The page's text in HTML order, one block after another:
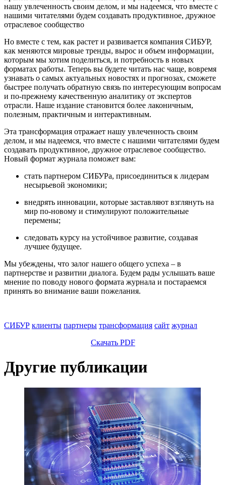
нашу увлеченность своим делом, и мы надеемся, что вместе с
нашими читателями будем создавать продуктивное, дружное
отраслевое сообщество
Но вместе с тем, как растет и развивается компания СИБУР,
как меняются мировые тренды, вырос и объем информации,
которым мы хотим поделиться, и потребность в новых
форматах работы. Теперь вы будете читать нас чаще, вовремя
узнавать о самых актуальных новостях и прогнозах, сможете
быстрее получать обратную связь по интересующим вопросам
и по-прежнему качественную аналитику от экспертов
отрасли. Наше издание становится более лаконичным,
полезным, практичным и интерактивным.
Эта трансформация отражает нашу увлеченность своим
делом, и мы надеемся, что вместе с нашими читателями будем
создавать продуктивное, дружное отраслевое сообщество.
Новый формат журнала поможет вам:
стать партнером СИБУРа, присоединиться к лидерам
несырьевой экономики;
внедрять инновации, которые заставляют взглянуть на
мир по-новому и стимулируют положительные
перемены;
следовать курсу на устойчивое развитие, создавая
лучшее будущее.
Мы убеждены, что залог нашего общего успеха – в
партнерстве и развитии диалога. Будем рады услышать ваше
мнение по поводу нового формата журнала и постараемся
принять во внимание ваши пожелания.
СИБУР клиенты партнеры трансформация сайт журнал
Скачать PDF
Другие публикации